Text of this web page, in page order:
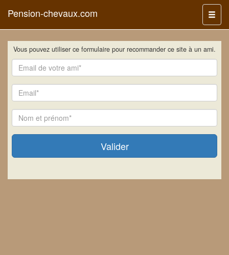
Menu
Pension-chevaux.com
Vous pouvez utiliser ce formulaire pour recommander ce site à un ami.
E-
Email
Nom
Valider